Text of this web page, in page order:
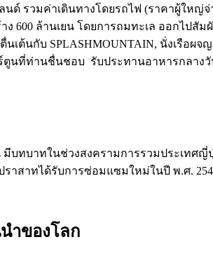
รวมค่าเดินทางโดยรถไฟ (ราคาผู้ใหญ่จ่
ล้านเยน โดยการถมทะเล ออกไปสั
ต้นกับ SPLASHMOUNTAIN, นั่งเรือผ
ร์ตูนที่ท่านชื่นชอบ รับประทานอาหารกลาง
ทบาทในช่วงสงครามการรวมประเทศ
สาทได้รับการซ่อมแซมใหม่ในปี พ.ศ.
ำของโลก